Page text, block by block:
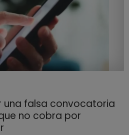
una falsa convocatoria
no cobra por